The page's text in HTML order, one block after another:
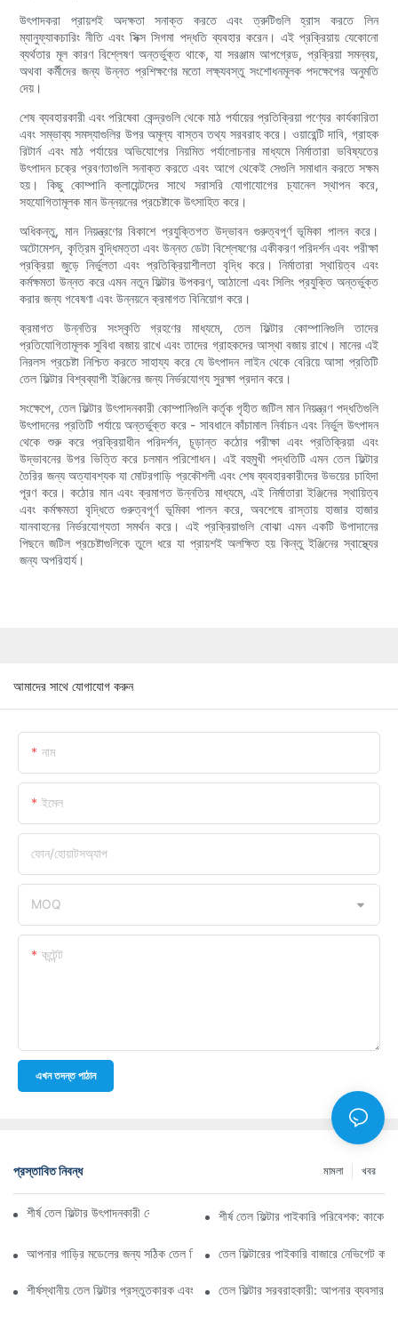
উৎপাদকরা প্রায়শই অদক্ষতা সনাক্ত করতে এবং ত্রুটিগুলি হ্রাস করতে লিন
ম্যানুফ্যাকচারিং নীতি এবং সিক্স সিগমা পদ্ধতি ব্যবহার করেন। এই প্রক্রিয়ায় যেকোনো
ব্যর্থতার মূল কারণ বিশ্লেষণ অন্তর্ভুক্ত থাকে, যা সরঞ্জাম আপগ্রেড, প্রক্রিয়া সমন্বয়,
অথবা কর্মীদের জন্য উন্নত প্রশিক্ষণের মতো লক্ষ্যবস্তু সংশোধনমূলক পদক্ষেপের অনুমতি
দেয়।
শেষ ব্যবহারকারী এবং পরিষেবা কেন্দ্রগুলি থেকে মাঠ পর্যায়ের প্রতিক্রিয়া পণ্যের কার্যকারিতা
এবং সম্ভাব্য সমস্যাগুলির উপর অমূল্য বাস্তব তথ্য সরবরাহ করে। ওয়ারেন্টি দাবি, গ্রাহক
রিটার্ন এবং মাঠ পর্যায়ের অভিযোগের নিয়মিত পর্যালোচনার মাধ্যমে নির্মাতারা ভবিষ্যতের
উৎপাদন চক্রে প্রবণতাগুলি সনাক্ত করতে এবং আগে থেকেই সেগুলি সমাধান করতে সক্ষম
হয়। কিছু কোম্পানি ক্লায়েন্টদের সাথে সরাসরি যোগাযোগের চ্যানেল স্থাপন করে,
সহযোগিতামূলক মান উন্নয়নের প্রচেষ্টাকে উৎসাহিত করে।
অধিকন্তু, মান নিয়ন্ত্রণের বিকাশে প্রযুক্তিগত উদ্ভাবন গুরুত্বপূর্ণ ভূমিকা পালন করে।
অটোমেশন, কৃত্রিম বুদ্ধিমত্তা এবং উন্নত ডেটা বিশ্লেষণের একীকরণ পরিদর্শন এবং পরীক্ষা
প্রক্রিয়া জুড়ে নির্ভুলতা এবং প্রতিক্রিয়াশীলতা বৃদ্ধি করে। নির্মাতারা স্থায়িত্ব এবং
কর্মক্ষমতা উন্নত করে এমন নতুন ফিল্টার উপকরণ, আঠালো এবং সিলিং প্রযুক্তি অন্তর্ভুক্ত
করার জন্য গবেষণা এবং উন্নয়নে ক্রমাগত বিনিয়োগ করে।
ক্রমাগত উন্নতির সংস্কৃতি গ্রহণের মাধ্যমে, তেল ফিল্টার কোম্পানিগুলি তাদের
প্রতিযোগিতামূলক সুবিধা বজায় রাখে এবং তাদের গ্রাহকদের আস্থা বজায় রাখে। মানের এই
নিরলস প্রচেষ্টা নিশ্চিত করতে সাহায্য করে যে উৎপাদন লাইন থেকে বেরিয়ে আসা প্রতিটি
তেল ফিল্টার বিশ্বব্যাপী ইঞ্জিনের জন্য নির্ভরযোগ্য সুরক্ষা প্রদান করে।
সংক্ষেপে, তেল ফিল্টার উৎপাদনকারী কোম্পানিগুলি কর্তৃক গৃহীত জটিল মান নিয়ন্ত্রণ পদ্ধতিগুলি
উৎপাদনের প্রতিটি পর্যায়ে অন্তর্ভুক্ত করে - সাবধানে কাঁচামাল নির্বাচন এবং নির্ভুল উৎপাদন
থেকে শুরু করে প্রক্রিয়াধীন পরিদর্শন, চূড়ান্ত কঠোর পরীক্ষা এবং প্রতিক্রিয়া এবং
উদ্ভাবনের উপর ভিত্তি করে চলমান পরিশোধন। এই বহুমুখী পদ্ধতিটি এমন তেল ফিল্টার
তৈরির জন্য অত্যাবশ্যক যা মোটরগাড়ি প্রকৌশলী এবং শেষ ব্যবহারকারীদের উভয়ের চাহিদা
পূরণ করে। কঠোর মান এবং ক্রমাগত উন্নতির মাধ্যমে, এই নির্মাতারা ইঞ্জিনের স্থায়িত্ব
এবং কর্মক্ষমতা বৃদ্ধিতে গুরুত্বপূর্ণ ভূমিকা পালন করে, অবশেষে রাস্তায় হাজার হাজার
যানবাহনের নির্ভরযোগ্যতা সমর্থন করে। এই প্রক্রিয়াগুলি বোঝা এমন একটি উপাদানের
পিছনে জটিল প্রচেষ্টাগুলিকে তুলে ধরে যা প্রায়শই অলক্ষিত হয় কিন্তু ইঞ্জিনের স্বাস্থ্যের
জন্য অপরিহার্য।
আমাদের সাথে যোগাযোগ করুন
নাম
ইমেল
ফোন/হোয়াটসঅ্যাপ
MOQ
কন্টেন্ট
এখন তদন্ত পাঠান
প্রস্তাবিত নিবন্ধ খবর
মামলা
শীর্ষ তেল ফিল্টার উৎপাদনকারী কোম্পানি: একটি বিস্তৃত সারসংক্ষেপশীর্ষ তেল ফিল্টার পাইকারি পরিবেশক: কাকে
আপনার গাড়ির মডেলের জন্য সঠিক তেল ফিল্টার নির্বাচন করা: মূল বিবেচ্য বিষয়গুলি
তেল ফিল্টারের পাইকারি বাজারে নেভিগেট
শীর্ষস্থানীয় তেল ফিল্টার প্রস্তুতকারক এবং তাদের উদ্ভাবনের উপর স্পটলাইট
তেল ফিল্টার সরবরাহকারী: আপনার ব্যবসার